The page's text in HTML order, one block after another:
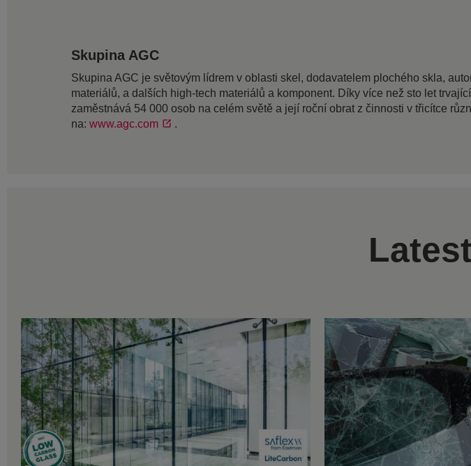
Skupina AGC
Skupina AGC je světovým lídrem v oblasti skel, dodavatelem plochého skla,
materiálů, a dalších high-tech materiálů a komponent. Díky více než sto let
zaměstnává 54 000 osob na celém světě a její roční obrat z činnosti v třicítce
na: www.agc.com .